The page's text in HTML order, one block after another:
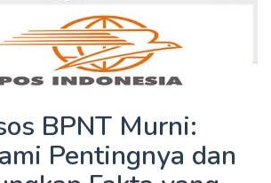
BPNT Murni:
Pentingnya dan